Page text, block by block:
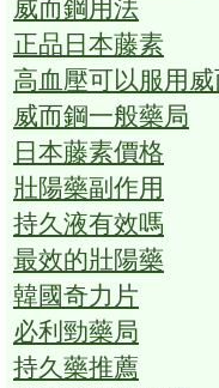
威而鋼用法
正品日本藤素
高血壓可以服用
威而鋼一般藥局
日本藤素價格
壯陽藥副作用
持久液有效嗎
最效的壯陽藥
韓國奇力片
必利勁藥局
持久藥推薦